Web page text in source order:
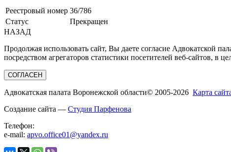
Реестровый номер 36/786
Статус
Прекращен
НАЗАД
Продолжая использовать сайт, Вы даете согласие Адвокатской
посредством агрегаторов статистики посетителей веб-сайтов, в
СОГЛАСЕН
Адвокатская палата Воронежской области© 2005-2026 Карта
Создание сайта — Студия Парфенова
Телефон:
e-mail: apvo.office01@yandex.ru